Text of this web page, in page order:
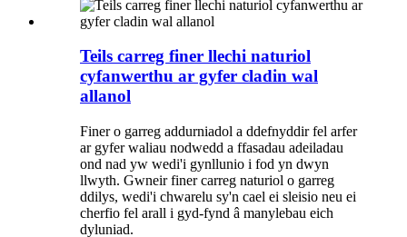
Teils carreg finer llechi naturiol
cyfanwerthu ar gyfer cladin wal
allanol
Finer o garreg addurniadol a ddefnyddir fel arfer
ar gyfer waliau nodwedd a ffasadau adeiladau
ond nad yw wedi'i gynllunio i fod yn dwyn
llwyth. Gwneir finer carreg naturiol o garreg
ddilys, wedi'i chwarelu sy'n cael ei sleisio neu ei
cherfio fel arall i gyd-fynd â manylebau eich
dyluniad.